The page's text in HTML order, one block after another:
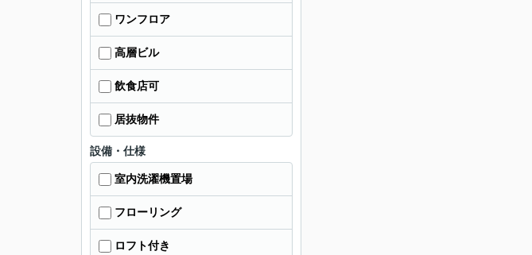
ワンフロア
高層ビル
飲食店可
居抜物件
設備・仕様
室内洗濯機置場
フローリング
ロフト付き